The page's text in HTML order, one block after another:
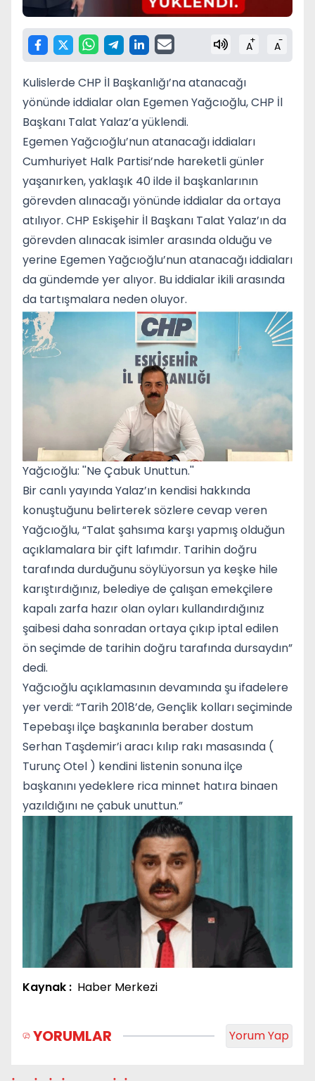
A+ A-
Kulislerde CHP İl Başkanlığı’na atanacağı
yönünde iddialar olan Egemen Yağcıoğlu, CHP İl
Başkanı Talat Yalaz’a yüklendi.
Egemen Yağcıoğlu’nun atanacağı iddiaları
Cumhuriyet Halk Partisi’nde hareketli günler
yaşanırken, yaklaşık 40 ilde il başkanlarının
görevden alınacağı yönünde iddialar da ortaya
atılıyor. CHP Eskişehir İl Başkanı Talat Yalaz’ın da
görevden alınacak isimler arasında olduğu ve
yerine Egemen Yağcıoğlu’nun atanacağı iddiaları
da gündemde yer alıyor. Bu iddialar ikili arasında
da tartışmalara neden oluyor.
Yağcıoğlu: ''Ne Çabuk Unuttun.''
Bir canlı yayında Yalaz’ın kendisi hakkında
konuştuğunu belirterek sözlere cevap veren
Yağcıoğlu, “Talat şahsıma karşı yapmış olduğun
açıklamalara bir çift lafımdır. Tarihin doğru
tarafında durduğunu söylüyorsun ya keşke hile
karıştırdığınız, belediye de çalışan emekçilere
kapalı zarfa hazır olan oyları kullandırdığınız
şaibesi daha sonradan ortaya çıkıp iptal edilen
ön seçimde de tarihin doğru tarafında dursaydın”
dedi.
Yağcıoğlu açıklamasının devamında şu ifadelere
yer verdi: “Tarih 2018’de, Gençlik kolları seçiminde
Tepebaşı ilçe başkanınla beraber dostum
Serhan Taşdemir’i aracı kılıp rakı masasında (
Turunç Otel ) kendini listenin sonuna ilçe
başkanını yedeklere rica minnet hatıra binaen
yazıldığını ne çabuk unuttun.”
Kaynak : Haber Merkezi
YORUMLAR Yorum Yap